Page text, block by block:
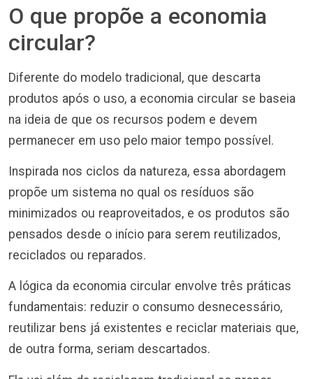
O que propõe a economia
circular?
Diferente do modelo tradicional, que descarta
produtos após o uso, a economia circular se baseia
na ideia de que os recursos podem e devem
permanecer em uso pelo maior tempo possível.
Inspirada nos ciclos da natureza, essa abordagem
propõe um sistema no qual os resíduos são
minimizados ou reaproveitados, e os produtos são
pensados desde o início para serem reutilizados,
reciclados ou reparados.
A lógica da economia circular envolve três práticas
fundamentais: reduzir o consumo desnecessário,
reutilizar bens já existentes e reciclar materiais que,
de outra forma, seriam descartados.